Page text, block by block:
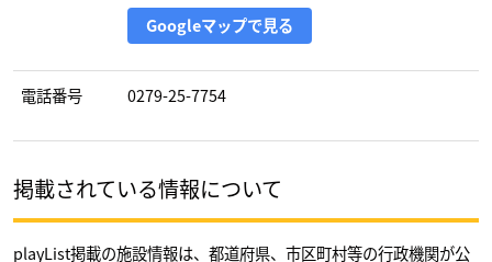
Googleマップで見る
電話番号 0279-25-7754
掲載されている情報について
playList掲載の施設情報は、都道府県、市区町村等の行政機関が公